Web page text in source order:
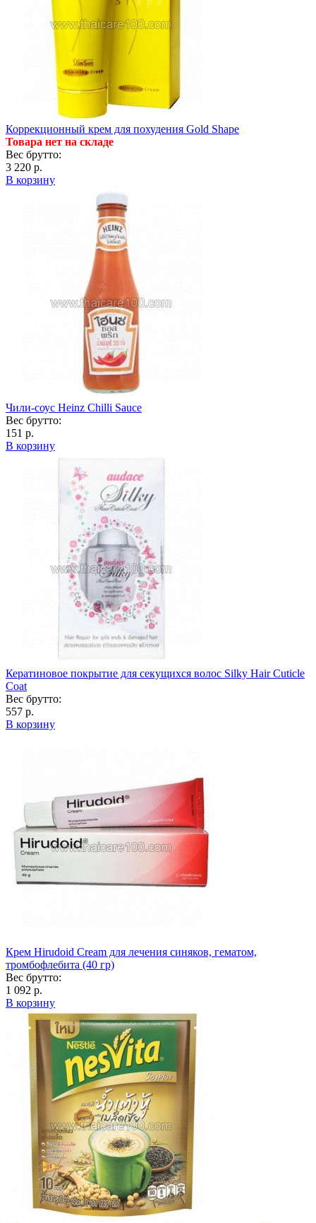
Коррекционный крем для похудения Gold Shape
Товара нет на складе
Вес брутто:
3 220 р.
В корзину
Чили-соус Heinz Chilli Sauce
Вес брутто:
151 р.
В корзину
Кератиновое покрытие для секущихся волос Silky Hair Cuticle
Coat
Вес брутто:
557 р.
В корзину
Крем Hirudoid Cream для лечения синяков, гематом,
тромбофлебита (40 гр)
Вес брутто:
1 092 р.
В корзину